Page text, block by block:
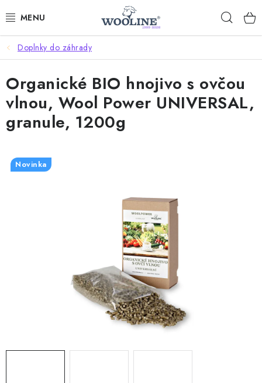
na
AKCIE
OBLEČENIE Z VLNY
OBUV
SAUNA A ZDRAVIE
Dodanie tovaru a ceny za doručenie
Hodnotenie obchodu
Odmeny pre našich zákazníkov
Doplnky do záhrady
Organické BIO hnojivo s ovčou
vlnou, Wool Power UNIVERSAL,
granule, 1200g
Novinka